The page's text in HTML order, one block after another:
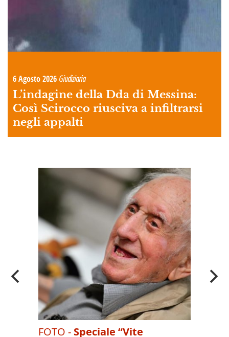
6 Agosto 2026 Giudiziaria
L’indagine della Dda di Messina:
Così Scirocco riusciva a infiltrarsi
negli appalti
FOTO - Speciale “Vite